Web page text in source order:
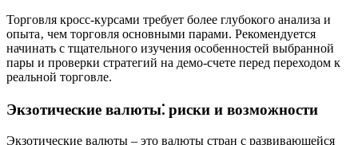
Торговля кросс-курсами требует более глубокого анализа и
опыта‚ чем торговля основными парами. Рекомендуется
начинать с тщательного изучения особенностей выбранной
пары и проверки стратегий на демо-счете перед переходом к
реальной торговле.
Экзотические валюты⁚ риски и возможности
Экзотические валюты – это валюты стран с развивающейся